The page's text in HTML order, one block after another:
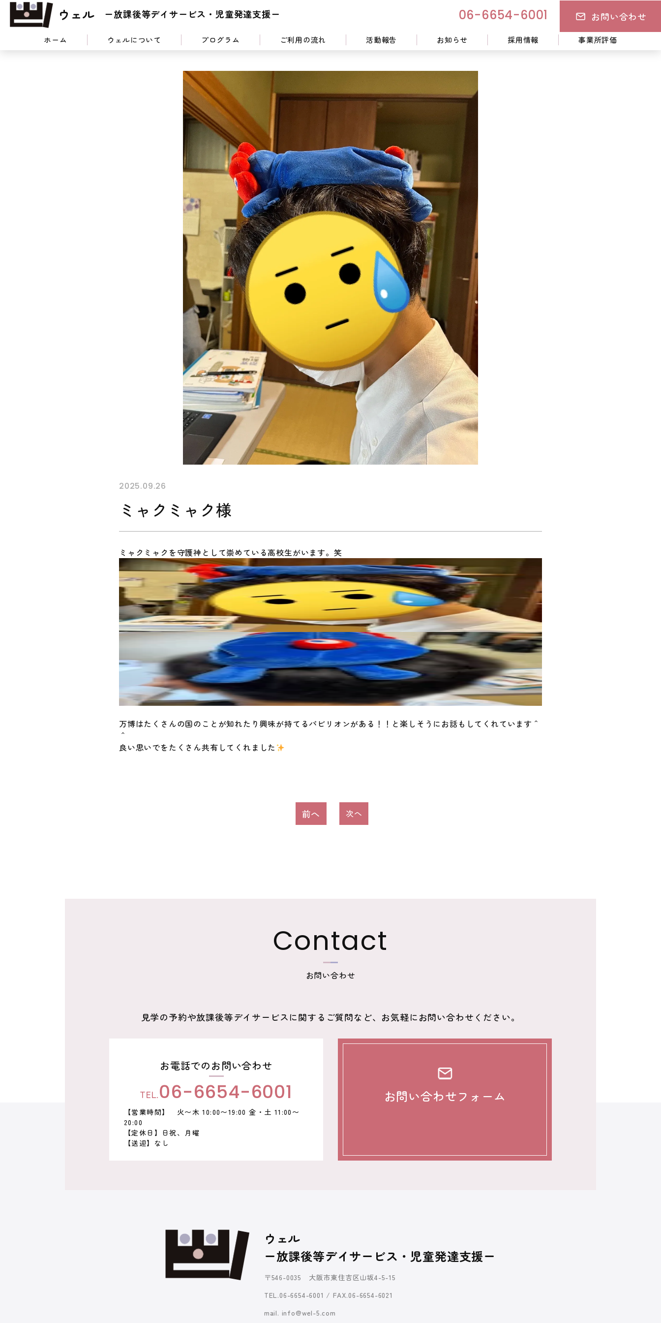
ウェル ー放課後等デイサービス・児童発達支援ー 06-6654-6001 お問い合わせ
ホーム ウェルについて プログラム ご利用の流れ 活動報告 お知らせ 採用情報 事業所評価
2025.09.26
ミャクミャク様
ミャクミャクを守護神として崇めている高校生がいます。笑
万博はたくさんの国のことが知れたり興味が持てるパビリオンがある！！と楽しそうにお話もしてくれています＾
＾
良い思いでをたくさん共有してくれました
前へ 次へ
Contact
お問い合わせ
見学の予約や放課後等デイサービスに関するご質問など、お気軽にお問い合わせください。
お電話でのお問い合わせ
TEL.06-6654-6001
【営業時間】
火〜木 10:00〜19:00 金・土 11:00〜
20:00
【定休日】日祝、月曜
【送迎】なし
お問い合わせフォーム
ウェル
ー放課後等デイサービス・児童発達支援ー
〒546-0035 大阪市東住吉区山坂4-5-15
TEL.06-6654-6001 / FAX.06-6654-6021
mail. info@wel-5.com